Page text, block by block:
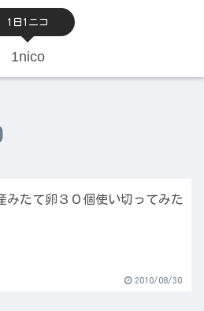
1日1ニコ
1nico
みたて卵３０個使い切ってみた
2010/08/30